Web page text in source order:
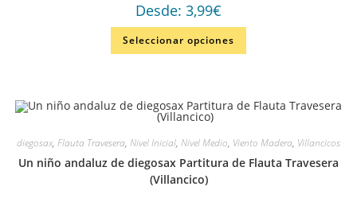
Desde: 3,99€
Seleccionar opciones
diegosax, Flauta Travesera, Nivel Inicial, Nivel Medio, Viento Madera, Villancicos
Un niño andaluz de diegosax Partitura de Flauta Travesera
(Villancico)